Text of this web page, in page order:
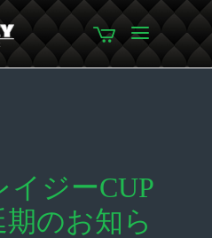
イジーCUP
のお知ら